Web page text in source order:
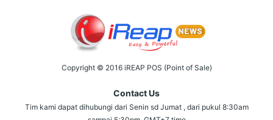
Copyright © 2016 iREAP POS (Point of Sale)
Contact Us
Tim kami dapat dihubungi dari Senin sd Jumat , dari pukul 8:30am